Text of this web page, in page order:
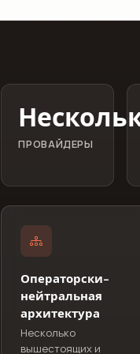
ПРОВАЙДЕРЫ
Операторски-
нейтральная
архитектура
Несколько
вышестоящих и